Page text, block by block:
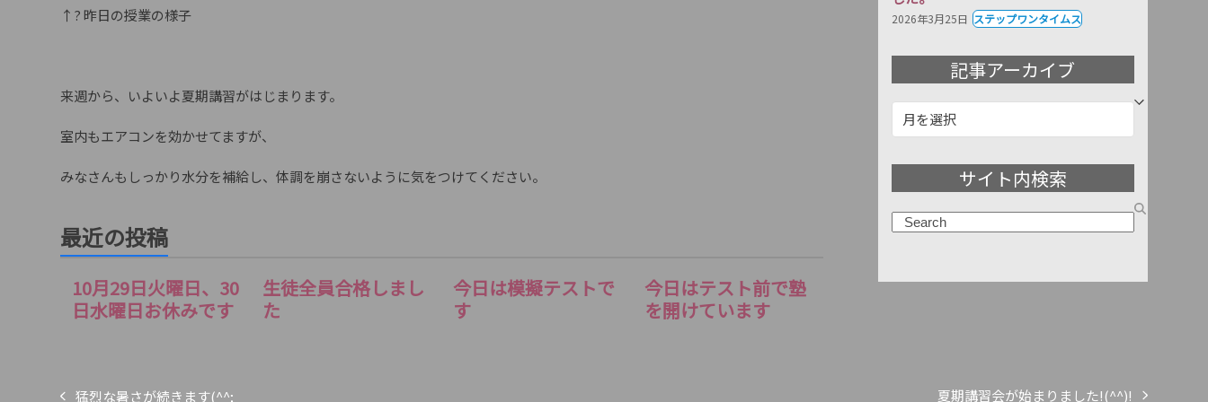
↑? 昨日の授業の様子
来週から、いよいよ夏期講習がはじまります。
室内もエアコンを効かせてますが、
みなさんもしっかり水分を補給し、体調を崩さないように気をつけてください。
最近の投稿
10月29日火曜日、30
日水曜日お休みです
生徒全員合格しまし
た
今日は模擬テストで
す
今日はテスト前で塾
を開けています
2026年3月25日 ステップワンタイムス
記事アーカイブ
事
サイト内検索
猛烈な暑さが続きます(^^; 夏期講習会が始まりました!(^^)!